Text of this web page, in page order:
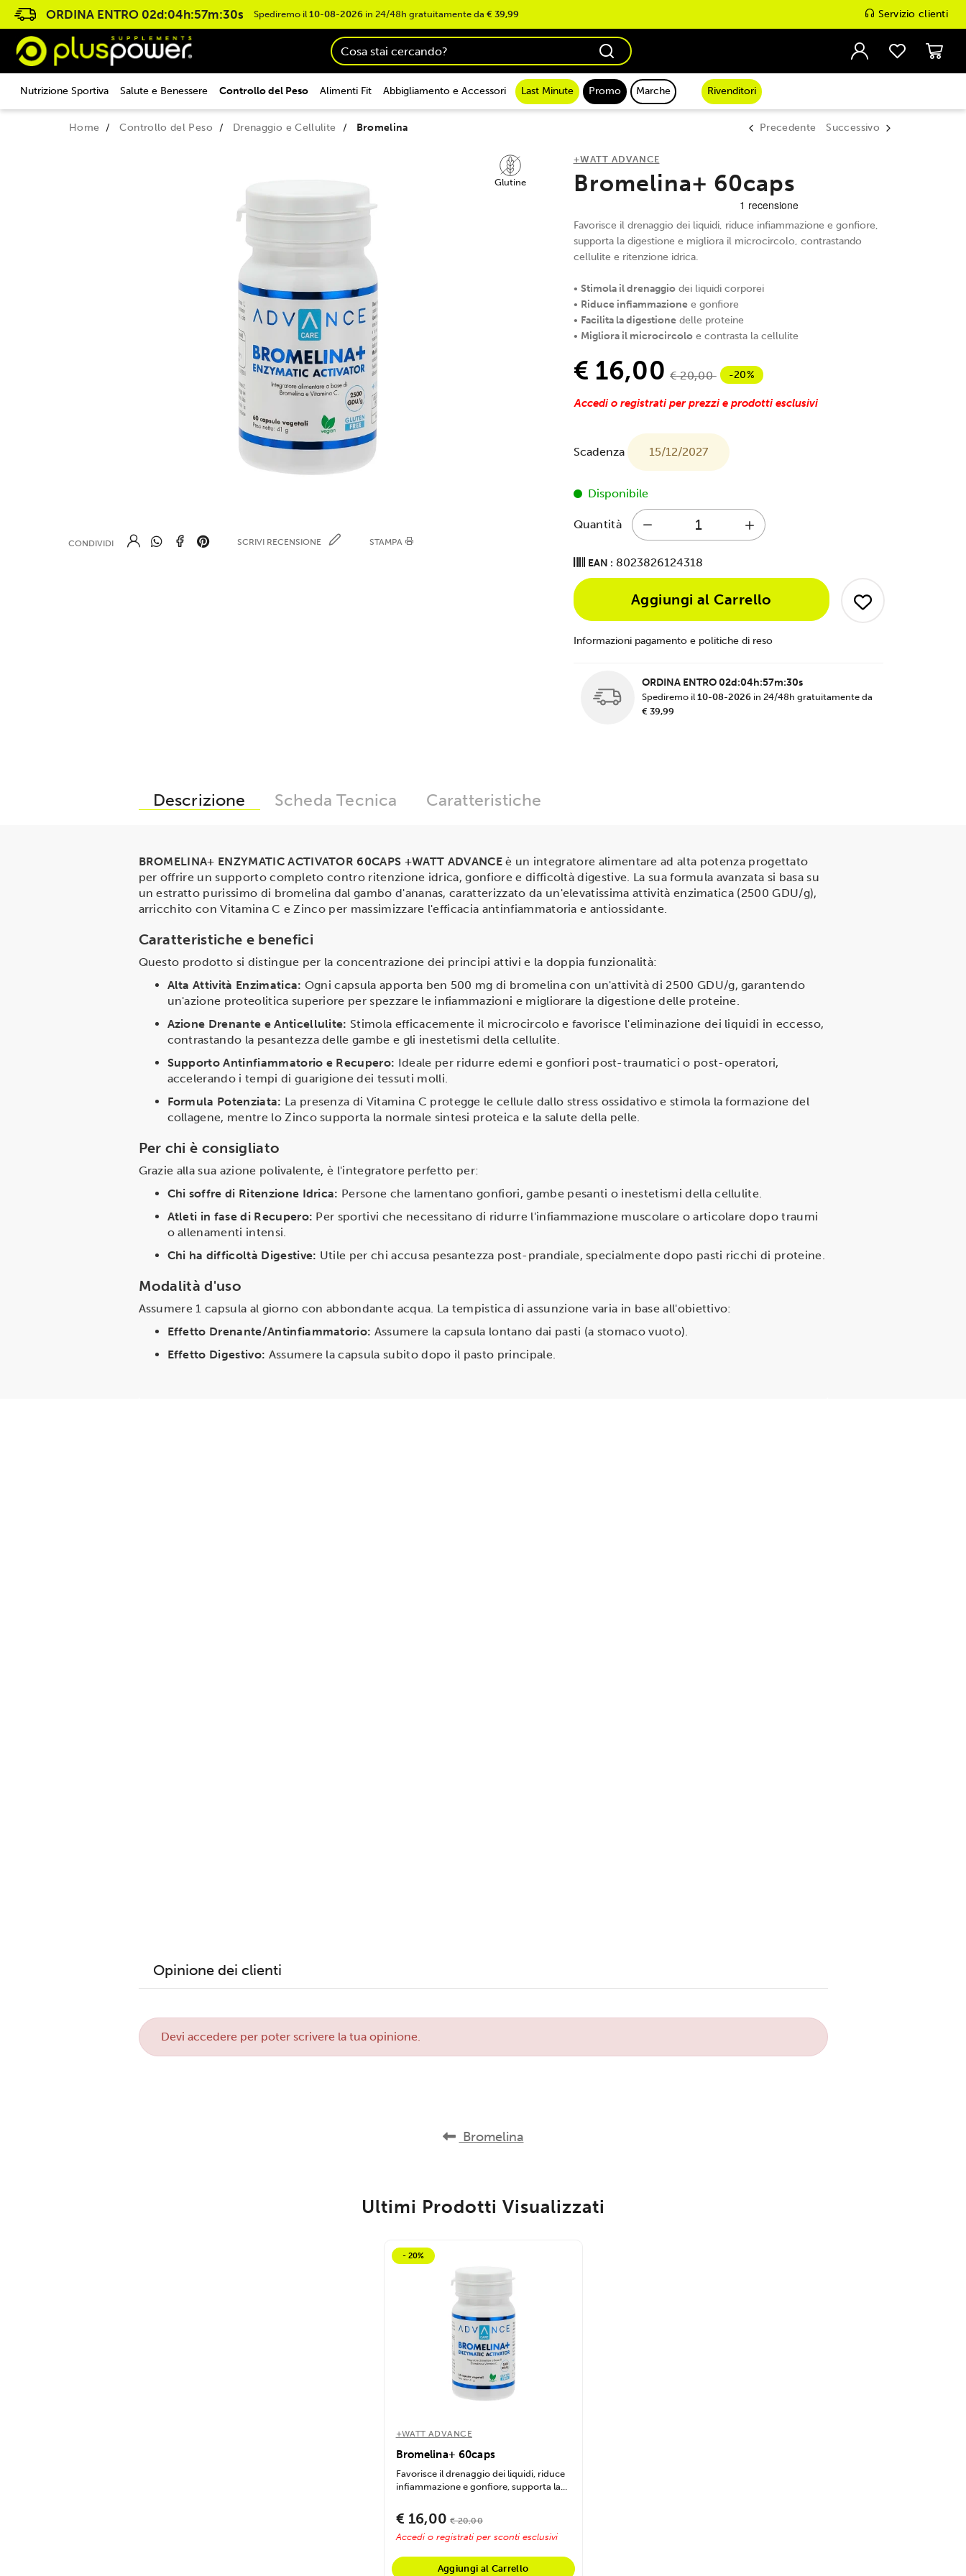
ORDINA ENTRO 02d:04h:57m:30s Spediremo il 10-08-2026 in 24/48h gratuitamente da € 39,99 Servizio clienti
Nutrizione Sportiva Salute e Benessere Controllo del Peso Alimenti Fit Abbigliamento e Accessori Last Minute Promo Marche Rivenditori
Home Controllo del Peso Drenaggio e Cellulite Bromelina Precedente Successivo
Glutine
CONDIVIDI SCRIVI RECENSIONE STAMPA
+WATT ADVANCE
Bromelina+ 60caps
Favorisce il drenaggio dei liquidi, riduce infiammazione e gonfiore,
supporta la digestione e migliora il microcircolo, contrastando
cellulite e ritenzione idrica.
• Stimola il drenaggiodei liquidi corporei
• Riduce infiammazionee gonfiore
• Facilita la digestionedelle proteine
• Migliora il microcircoloe contrasta la cellulite
€ 16,00 € 20,00 -20%
Accedi o registrati per prezzi e prodotti esclusivi
Scadenza 15/12/2027
Disponibile
Quantità
EAN : 8023826124318
Aggiungi al Carrello
Informazioni pagamento e politiche di reso
ORDINA ENTRO02d:04h:57m:30s
Spediremo il 10-08-2026in 24/48h gratuitamente da
€ 39,99
Descrizione Scheda Tecnica Caratteristiche
BROMELINA+ ENZYMATIC ACTIVATOR 60CAPS +WATT ADVANCEè un integratore alimentare ad alta potenza progettato
per offrire un supporto completo contro ritenzione idrica, gonfiore e difficoltà digestive. La sua formula avanzata si basa su
un estratto purissimo di bromelina dal gambo d'ananas, caratterizzato da un'elevatissima attività enzimatica (2500 GDU/g),
arricchito con Vitamina C e Zinco per massimizzare l'efficacia antinfiammatoria e antiossidante.
Caratteristiche e benefici
Questo prodotto si distingue per la concentrazione dei principi attivi e la doppia funzionalità:
Alta Attività Enzimatica: Ogni capsula apporta ben 500 mg di bromelina con un'attività di 2500 GDU/g, garantendo
un'azione proteolitica superiore per spezzare le infiammazioni e migliorare la digestione delle proteine.
Azione Drenante e Anticellulite: Stimola efficacemente il microcircolo e favorisce l'eliminazione dei liquidi in eccesso,
contrastando la pesantezza delle gambe e gli inestetismi della cellulite.
Supporto Antinfiammatorio e Recupero: Ideale per ridurre edemi e gonfiori post-traumatici o post-operatori,
accelerando i tempi di guarigione dei tessuti molli.
Formula Potenziata: La presenza di Vitamina C protegge le cellule dallo stress ossidativo e stimola la formazione del
collagene, mentre lo Zinco supporta la normale sintesi proteica e la salute della pelle.
Per chi è consigliato
Grazie alla sua azione polivalente, è l'integratore perfetto per:
Chi soffre di Ritenzione Idrica: Persone che lamentano gonfiori, gambe pesanti o inestetismi della cellulite.
Atleti in fase di Recupero: Per sportivi che necessitano di ridurre l'infiammazione muscolare o articolare dopo traumi
o allenamenti intensi.
Chi ha difficoltà Digestive: Utile per chi accusa pesantezza post-prandiale, specialmente dopo pasti ricchi di proteine.
Modalità d'uso
Assumere 1 capsula al giorno con abbondante acqua. La tempistica di assunzione varia in base all'obiettivo:
Effetto Drenante/Antinfiammatorio: Assumere la capsula lontano dai pasti (a stomaco vuoto).
Effetto Digestivo: Assumere la capsula subito dopo il pasto principale.
Opinione dei clienti
Devi accedereper poter scrivere la tua opinione.
Bromelina
Ultimi Prodotti Visualizzati
- 20%
+WATT ADVANCE
Bromelina+ 60caps
Favorisce il drenaggio dei liquidi, riduce
infiammazione e gonfiore, supporta la...
€ 16,00 € 20,00
Accedi o registrati per sconti esclusivi
Aggiungi al Carrello